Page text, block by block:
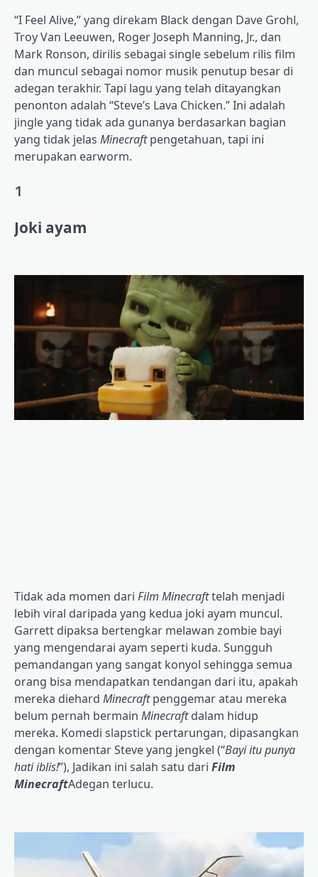
“I Feel Alive,” yang direkam Black dengan Dave Grohl,
Troy Van Leeuwen, Roger Joseph Manning, Jr., dan
Mark Ronson, dirilis sebagai single sebelum rilis film
dan muncul sebagai nomor musik penutup besar di
adegan terakhir. Tapi lagu yang telah ditayangkan
penonton adalah “Steve’s Lava Chicken.” Ini adalah
jingle yang tidak ada gunanya berdasarkan bagian
yang tidak jelas Minecraftpengetahuan, tapi ini
merupakan earworm.
1
Joki ayam
Tidak ada momen dari Film Minecrafttelah menjadi
lebih viral daripada yang kedua joki ayam muncul.
Garrett dipaksa bertengkar melawan zombie bayi
yang mengendarai ayam seperti kuda. Sungguh
pemandangan yang sangat konyol sehingga semua
orang bisa mendapatkan tendangan dari itu, apakah
mereka diehard Minecraftpenggemar atau mereka
belum pernah bermain Minecraftdalam hidup
mereka. Komedi slapstick pertarungan, dipasangkan
dengan komentar Steve yang jengkel (“Bayi itu punya
hati iblis!”), Jadikan ini salah satu dari Film
MinecraftAdegan terlucu.